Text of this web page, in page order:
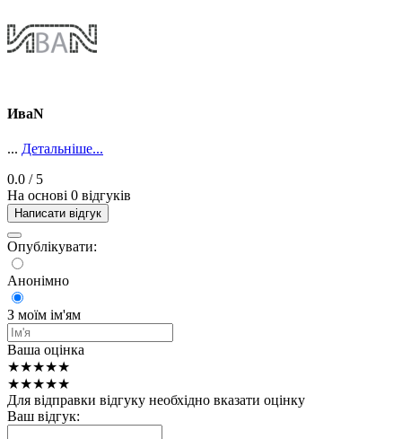
ИваN
... Детальніше...
0.0 / 5
На основі 0 відгуків
Написати відгук
Опублікувати:
Анонімно
З моїм ім'ям
Ваша оцінка
★★★★★
★★★★★
Для відправки відгуку необхідно вказати оцінку
Ваш відгук: